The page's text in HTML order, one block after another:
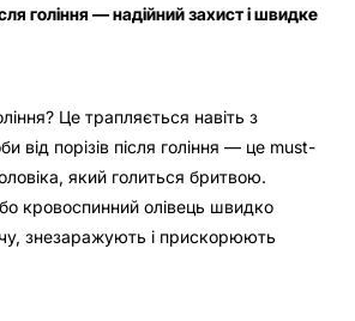
гоління — надійний захист і швидке
Це трапляється навіть з
від порізів після гоління — це must-
який голиться бритвою.
кровоспинний олівець швидко
знезаражують і прискорюють